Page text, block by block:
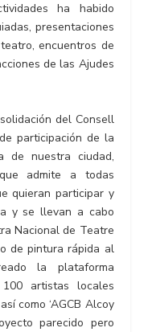
ha habido
presentaciones
encuentros de
de las Ajudes
del Consell
participación de la
de nuestra ciudad,
admite a todas
quieran participar y
y se llevan a cabo
Nacional de Teatre
de pintura rápida al
la plataforma
artistas locales
como ‘AGCB Alcoy
parecido pero